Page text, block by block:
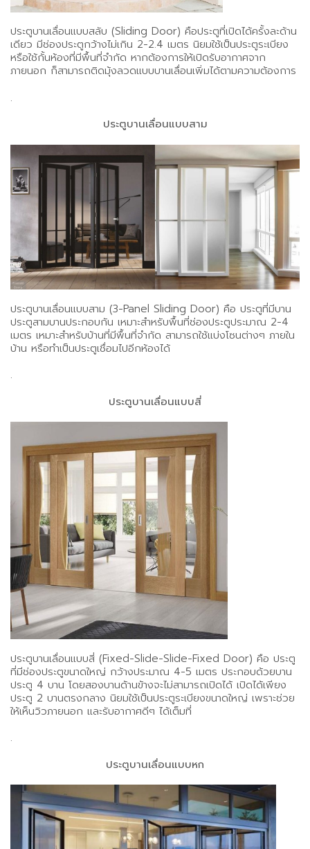
ประตูบานเลื่อนแบบสลับ (Sliding Door) คือประตูที่เปิดได้ครั้งละด้าน
เดียว มีช่องประตูกว้างไม่เกิน 2-2.4 เมตร นิยมใช้เป็นประตูระเบียง
หรือใช้กั้นห้องที่มีพื้นที่จำกัด หากต้องการให้เปิดรับอากาศจาก
ภายนอก ก็สามารถติดมุ้งลวดแบบบานเลื่อนเพิ่มได้ตามความต้องการ
.
ประตูบานเลื่อนแบบสาม
ประตูบานเลื่อนแบบสาม (3-Panel Sliding Door) คือ ประตูที่มีบาน
ประตูสามบานประกอบกัน เหมาะสำหรับพื้นที่ช่องประตูประมาณ 2-4
เมตร เหมาะสำหรับบ้านที่มีพื้นที่จำกัด สามารถใช้แบ่งโซนต่างๆ ภายใน
บ้าน หรือทำเป็นประตูเชื่อมไปอีกห้องได้
.
ประตูบานเลื่อนแบบสี่
ประตูบานเลื่อนแบบสี่ (Fixed-Slide-Slide-Fixed Door) คือ ประตู
ที่มีช่องประตูขนาดใหญ่ กว้างประมาณ 4-5 เมตร ประกอบด้วยบาน
ประตู 4 บาน โดยสองบานด้านข้างจะไม่สามารถเปิดได้ เปิดได้เพียง
ประตู 2 บานตรงกลาง นิยมใช้เป็นประตูระเบียงขนาดใหญ่ เพราะช่วย
ให้เห็นวิวภายนอก และรับอากาศดีๆ ได้เต็มที่
.
ประตูบานเลื่อนแบบหก